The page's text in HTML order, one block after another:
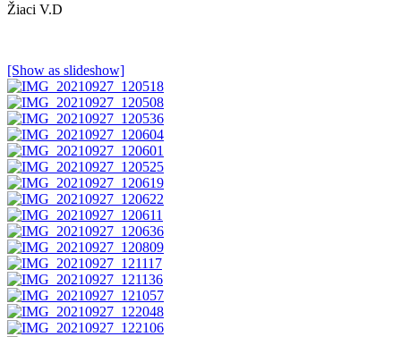
Žiaci V.D
[Show as slideshow]